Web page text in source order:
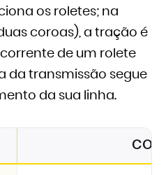
os roletes; na
coroas), a tração é
de um rolete
da transmissão segue
da sua linha.